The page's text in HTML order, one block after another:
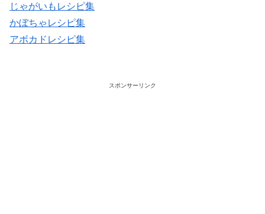
じゃがいもレシピ集
かぼちゃレシピ集
アボカドレシピ集
スポンサーリンク